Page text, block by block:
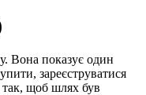
Вона показує один
зареєструватися
так, щоб шлях був